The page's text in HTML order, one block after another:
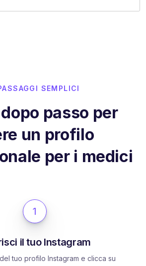
SEMPLICI
passo per
un profilo
per i medici
1
il tuo Instagram
tuo profilo Instagram e clicca su